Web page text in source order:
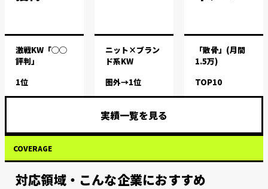
激戦KW「◯◯
評判」
1位
ニット×ブラン
ド系KW
圏外→1位
「散骨」(月間
1.5万)
TOP10
実績一覧を見る
COVERAGE
対応領域・こんな企業におすすめ